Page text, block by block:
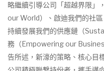
略繼續引導公司「超越界限
our World）、啟迪我們的社
持續發展我們的供應鏈（
務（Empowering our
告所述，新濠的策略、核心目